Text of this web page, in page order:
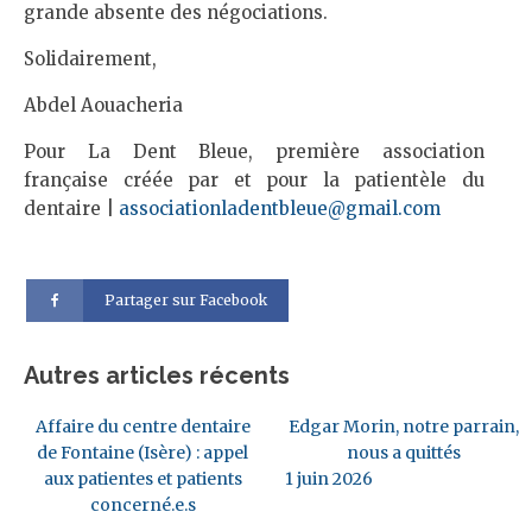
grande absente des négociations.
Solidairement,
Abdel Aouacheria
Pour La Dent Bleue, première association
française créée par et pour la patientèle du
dentaire | associationladentbleue@gmail.com
Partager sur Facebook
Autres articles récents
Affaire du centre dentaire
de Fontaine (Isère) : appel
aux patientes et patients
concerné.e.s
Edgar Morin, notre parrain,
nous a quittés
1 juin 2026